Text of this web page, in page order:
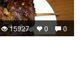
0
0
15927